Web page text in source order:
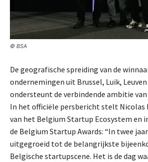
© BSA
De geografische spreiding van de
ondernemingen uit Brussel, Luik,
ondersteunt de verbindende ambitie
In het officiële persbericht stelt Nicolas
van het Belgium Startup Ecosystem en
de Belgium Startup Awards: “In twee
uitgegroeid tot de belangrijkste
Belgische startupscene. Het is de dag